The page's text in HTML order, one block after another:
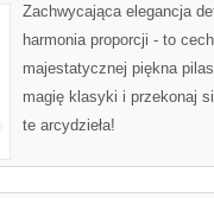
Zachwycająca elegancja
harmonia proporcji - to
majestatycznej piękna
magię klasyki i przekonaj
te arcydzieła!